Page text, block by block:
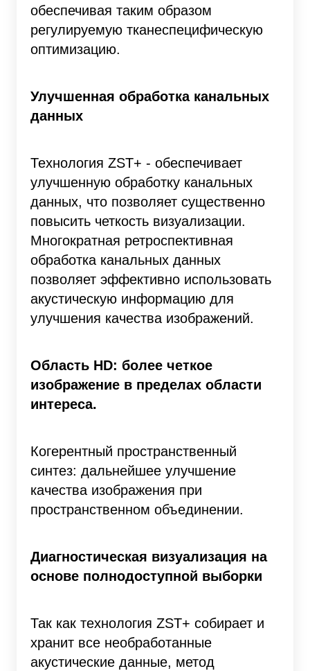
обеспечивая таким образом
регулируемую тканеспецифическую
оптимизацию.
Улучшенная обработка канальных
данных
Технология ZST+ - обеспечивает
улучшенную обработку канальных
данных, что позволяет существенно
повысить четкость визуализации.
Многократная ретроспективная
обработка канальных данных
позволяет эффективно использовать
акустическую информацию для
улучшения качества изображений.
Область HD: более четкое
изображение в пределах области
интереса.
Когерентный пространственный
синтез: дальнейшее улучшение
качества изображения при
пространственном объединении.
Диагностическая визуализация на
основе полнодоступной выборки
Так как технология ZST+ собирает и
хранит все необработанные
акустические данные, метод